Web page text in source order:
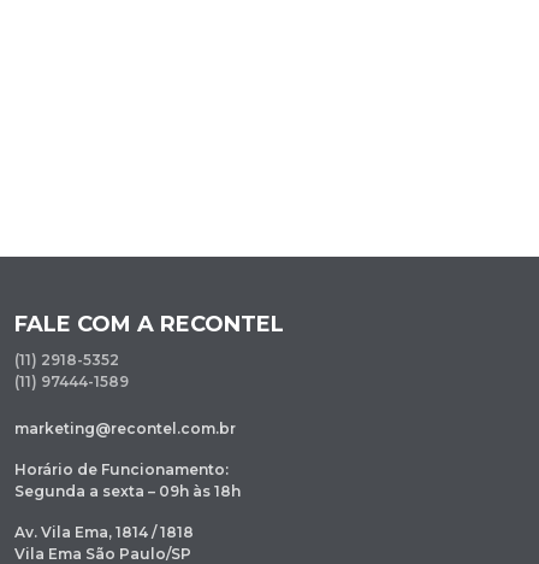
FALE COM A RECONTEL
(11) 2918-5352
(11) 97444-1589
marketing@recontel.com.br
Horário de Funcionamento:
Segunda a sexta – 09h às 18h
Av. Vila Ema, 1814 / 1818
Vila Ema São Paulo/SP